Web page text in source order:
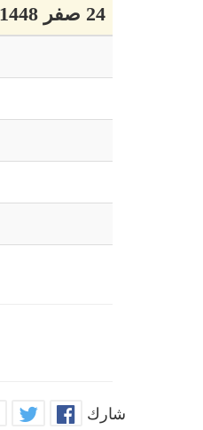
24 صفر 1448 هـ
شارك